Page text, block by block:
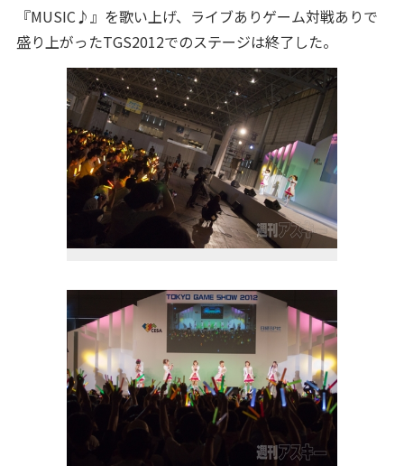
『MUSIC♪』を歌い上げ、ライブありゲーム対戦ありで
盛り上がったTGS2012でのステージは終了した。